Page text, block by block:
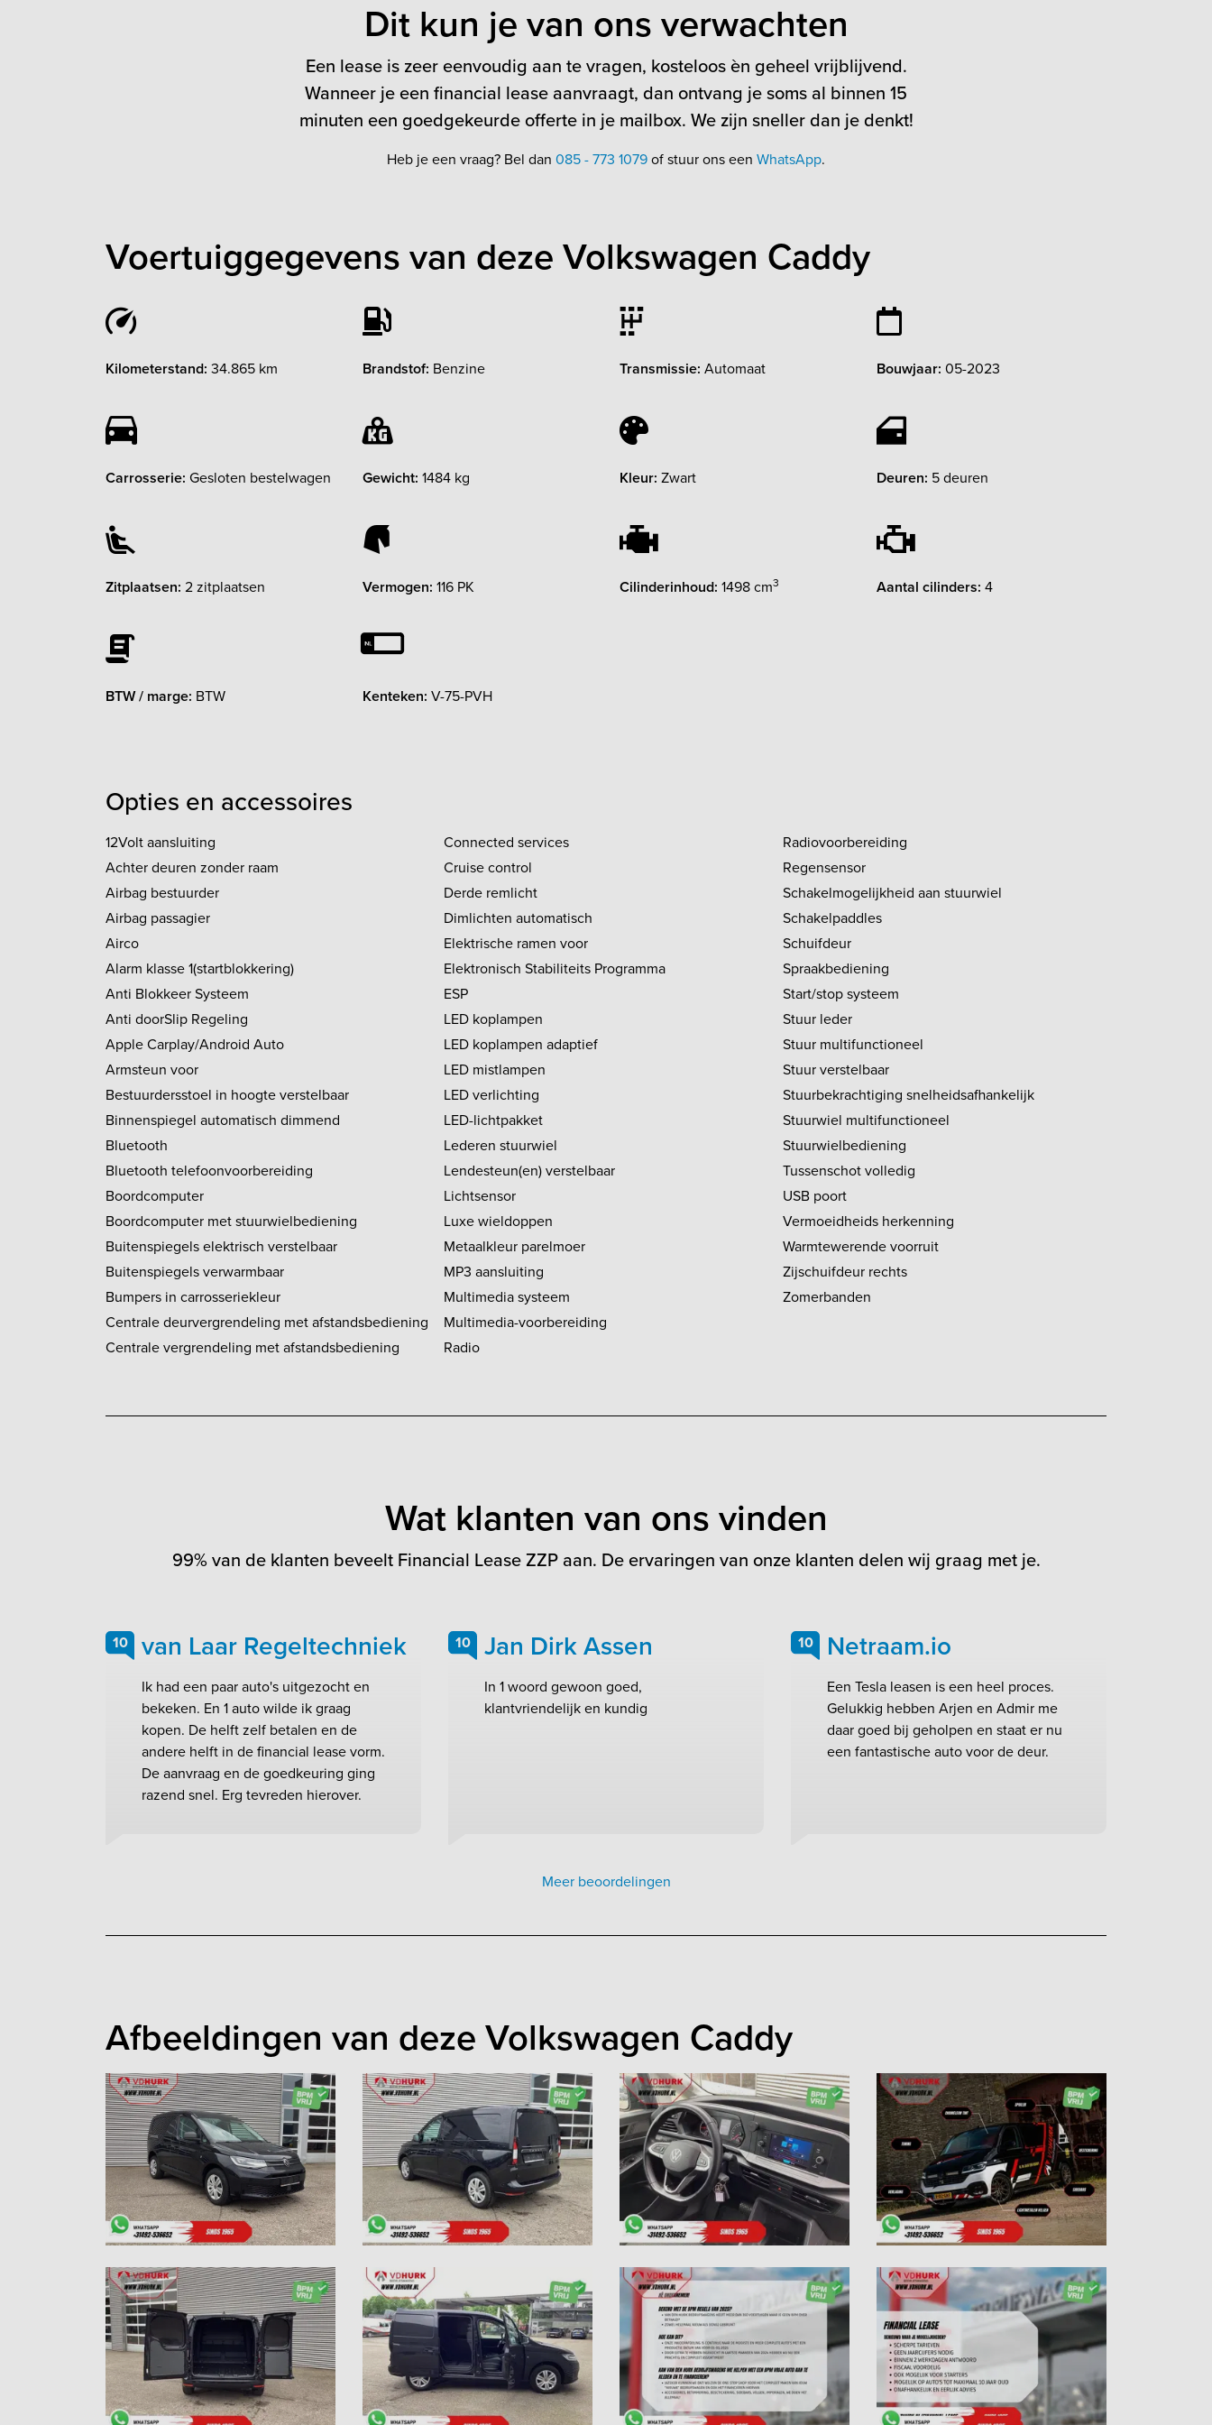
Dit kun je van ons verwachten
Een lease is zeer eenvoudig aan te vragen, kosteloos èn geheel vrijblijvend.
Wanneer je een financial lease aanvraagt, dan ontvang je soms al binnen 15
minuten een goedgekeurde offerte in je mailbox. We zijn sneller dan je denkt!
Heb je een vraag? Bel dan 085 - 773 1079of stuur ons een WhatsApp.
Voertuiggegevens van deze Volkswagen Caddy
Kilometerstand: 34.865 km Brandstof: Benzine Transmissie: Automaat Bouwjaar: 05-2023
Carrosserie: Gesloten bestelwagen Gewicht: 1484 kg Kleur: Zwart Deuren: 5 deuren
Zitplaatsen: 2 zitplaatsen Vermogen: 116 PK Cilinderinhoud: 1498 cm3 Aantal cilinders: 4
BTW / marge: BTW Kenteken: V-75-PVH
Opties en accessoires
12Volt aansluiting
Achter deuren zonder raam
Airbag bestuurder
Airbag passagier
Airco
Alarm klasse 1(startblokkering)
Anti Blokkeer Systeem
Anti doorSlip Regeling
Apple Carplay/Android Auto
Armsteun voor
Bestuurdersstoel in hoogte verstelbaar
Binnenspiegel automatisch dimmend
Bluetooth
Bluetooth telefoonvoorbereiding
Boordcomputer
Boordcomputer met stuurwielbediening
Buitenspiegels elektrisch verstelbaar
Buitenspiegels verwarmbaar
Bumpers in carrosseriekleur
Centrale deurvergrendeling met afstandsbediening
Centrale vergrendeling met afstandsbediening
Connected services
Cruise control
Derde remlicht
Dimlichten automatisch
Elektrische ramen voor
Elektronisch Stabiliteits Programma
ESP
LED koplampen
LED koplampen adaptief
LED mistlampen
LED verlichting
LED-lichtpakket
Lederen stuurwiel
Lendesteun(en) verstelbaar
Lichtsensor
Luxe wieldoppen
Metaalkleur parelmoer
MP3 aansluiting
Multimedia systeem
Multimedia-voorbereiding
Radio
Radiovoorbereiding
Regensensor
Schakelmogelijkheid aan stuurwiel
Schakelpaddles
Schuifdeur
Spraakbediening
Start/stop systeem
Stuur leder
Stuur multifunctioneel
Stuur verstelbaar
Stuurbekrachtiging snelheidsafhankelijk
Stuurwiel multifunctioneel
Stuurwielbediening
Tussenschot volledig
USB poort
Vermoeidheids herkenning
Warmtewerende voorruit
Zijschuifdeur rechts
Zomerbanden
Wat klanten van ons vinden
99% van de klanten beveelt Financial Lease ZZP aan. De ervaringen van onze klanten delen wij graag met je.
10 van Laar Regeltechniek
Ik had een paar auto's uitgezocht en
bekeken. En 1 auto wilde ik graag
kopen. De helft zelf betalen en de
andere helft in de financial lease vorm.
De aanvraag en de goedkeuring ging
razend snel. Erg tevreden hierover.
10 Jan Dirk Assen
In 1 woord gewoon goed,
klantvriendelijk en kundig
10 Netraam.io
Een Tesla leasen is een heel proces.
Gelukkig hebben Arjen en Admir me
daar goed bij geholpen en staat er nu
een fantastische auto voor de deur.
Meer beoordelingen
Afbeeldingen van deze Volkswagen Caddy